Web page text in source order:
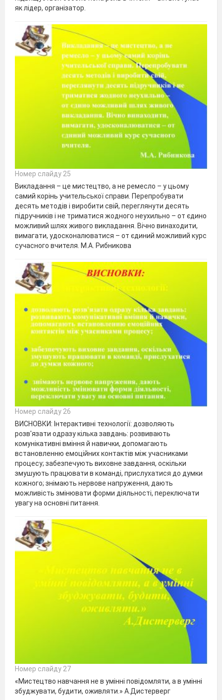
як лідер, організатор.
Номер слайду 25
Викладання – це мистецтво, а не ремесло – у цьому
самий корінь учительської справи. Перепробувати
десять методів і виробити свій, переглянути десять
підручників і не триматися жодного неухильно – от єдино
можливий шлях живого викладання. Вічно винаходити,
вимагати, удосконалюватися – от єдиний можливий курс
сучасного вчителя. М.А. Рибникова
Номер слайду 26
ВИСНОВКИ: Інтерактивні технології: дозволяють
розв'язати одразу кілька завдань: розвивають
комунікативні вміння й навички, допомагають
встановленню емоційних контактів між учасниками
процесу; забезпечують виховне завдання, оскільки
змушують працювати в команді, прислухатися до думки
кожного; знімають нервове напруження, дають
можливість змінювати форми діяльності, переключати
увагу на основні питання.
Номер слайду 27
«Мистецтво навчання не в умінні повідомляти, а в умінні
збуджувати, будити, оживляти.» А.Дистерверг